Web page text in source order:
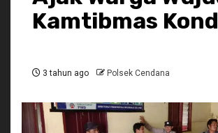
Kamtibmas
3 tahun ago Polsek Cendana